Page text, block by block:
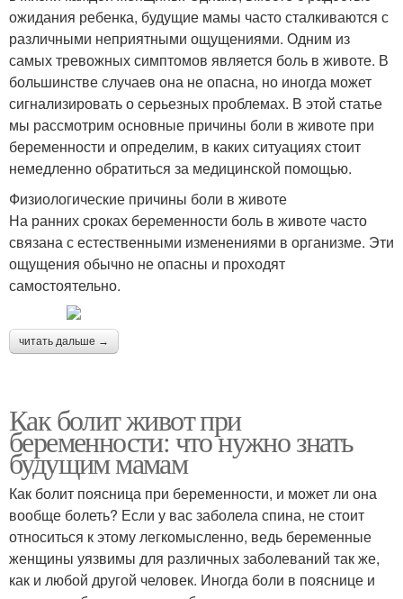
ожидания ребенка, будущие мамы часто сталкиваются с
различными неприятными ощущениями. Одним из
самых тревожных симптомов является боль в животе. В
большинстве случаев она не опасна, но иногда может
сигнализировать о серьезных проблемах. В этой статье
мы рассмотрим основные причины боли в животе при
беременности и определим, в каких ситуациях стоит
немедленно обратиться за медицинской помощью.
Физиологические причины боли в животе
На ранних сроках беременности боль в животе часто
связана с естественными изменениями в организме. Эти
ощущения обычно не опасны и проходят
самостоятельно.
читать дальше →
Как болит живот при
беременности: что нужно знать
будущим мамам
Как болит поясница при беременности, и может ли она
вообще болеть? Если у вас заболела спина, не стоит
относиться к этому легкомысленно, ведь беременные
женщины уязвимы для различных заболеваний так же,
как и любой другой человек. Иногда боли в пояснице и